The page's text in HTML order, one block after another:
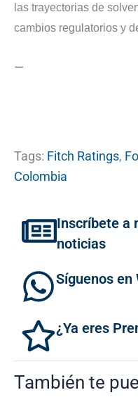
las trayectorias de
cambios regulatorios y
—
Tags: Fitch Ratings,
Colombia
Inscríbete a
noticias
Síguenos en
¿Ya eres
También te